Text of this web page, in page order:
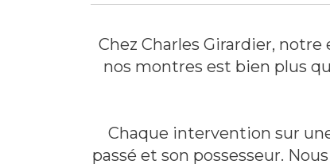
Chez Charles Girardier,
nos montres est bien plus
Chaque intervention sur
passé et son possesseur.